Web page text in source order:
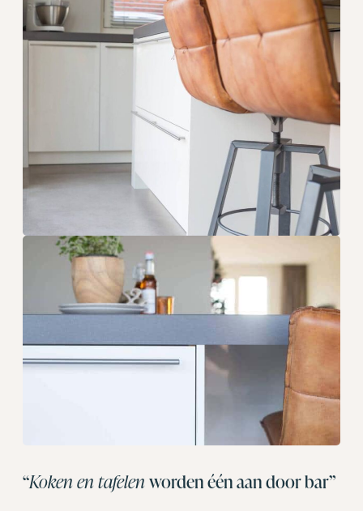
“Koken en tafelenworden één aan door bar”